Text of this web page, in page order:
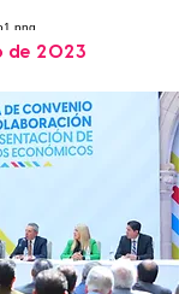
de 2023